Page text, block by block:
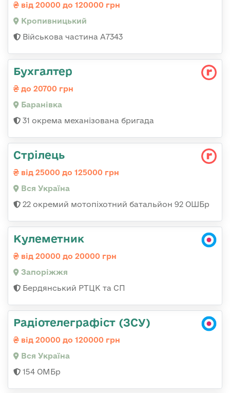
від 20000 до 120000 грн
Кропивницький
Військова частина А7343
Бухгалтер
до 20700 грн
Баранівка
31 окрема механізована бригада
Стрілець
від 25000 до 125000 грн
Вся Україна
22 окремий мотопіхотний батальйон 92 ОШБр
Кулеметник
від 20000 до 20000 грн
Запоріжжя
Бердянський РТЦК та СП
Радіотелеграфіст (ЗСУ)
від 20000 до 120000 грн
Вся Україна
154 ОМБр